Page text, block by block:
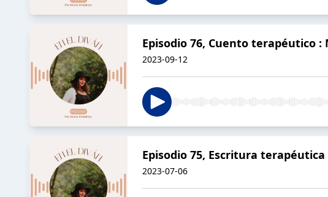
Episodio 76, Cuento terapéutico
2023-09-12
Episodio 75, Escritura
2023-07-06